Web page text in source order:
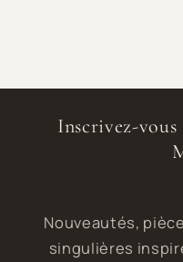
Inscrivez-vous
Nouveautés,
singulières